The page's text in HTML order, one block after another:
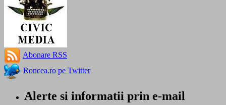
Abonare RSS
Roncea.ro pe Twitter
Alerte si informatii prin e-mail